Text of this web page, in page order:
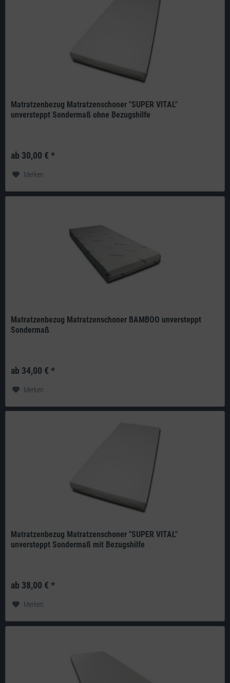
Matratzenbezug Matratzenschoner "SUPER VITAL"
unversteppt Sondermaß ohne Bezugshilfe
ab 30,00 € *
Merken
Matratzenbezug Matratzenschoner BAMBOO unversteppt
Sondermaß
ab 34,00 € *
Merken
Matratzenbezug Matratzenschoner "SUPER VITAL"
unversteppt Sondermaß mit Bezugshilfe
ab 38,00 € *
Merken